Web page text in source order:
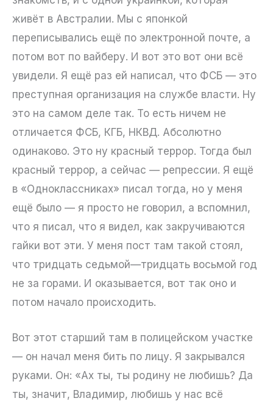
живёт в Австралии. Мы с японкой
переписывались ещё по электронной почте, а
потом вот по вайберу. И вот это вот они всё
увидели. Я ещё раз ей написал, что ФСБ — это
преступная организация на службе власти. Ну
это на самом деле так. То есть ничем не
отличается ФСБ, КГБ, НКВД. Абсолютно
одинаково. Это ну красный террор. Тогда был
красный террор, а сейчас — репрессии. Я ещё
в «Одноклассниках» писал тогда, но у меня
ещё было — я просто не говорил, а вспомнил,
что я писал, что я видел, как закручиваются
гайки вот эти. У меня пост там такой стоял,
что тридцать седьмой—тридцать восьмой год
не за горами. И оказывается, вот так оно и
потом начало происходить.
Вот этот старший там в полицейском участке
— он начал меня бить по лицу. Я закрывался
руками. Он: «Ах ты, ты родину не любишь? Да
ты, значит, Владимир, любишь у нас всё